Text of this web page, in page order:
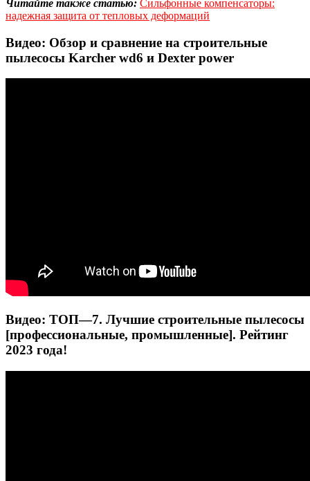
Читайте также статью: Сильфонные компенсаторы:
надежная защита от тепловых деформаций
Видео: Обзор и сравнение на строительные
пылесосы Karcher wd6 и Dexter power
Видео: ТОП—7. Лучшие строительные пылесосы
[профессиональные, промышленные]. Рейтинг
2023 года!